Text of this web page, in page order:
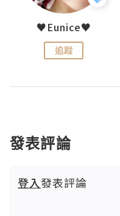
♥Eunice♥
追蹤
發表評論
登入發表評論